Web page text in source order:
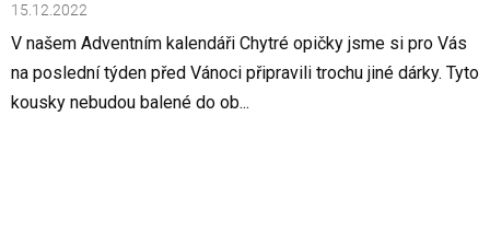
15.12.2022
V našem Adventním kalendáři Chytré opičky jsme si pro Vás
na poslední týden před Vánoci připravili trochu jiné dárky. Tyto
kousky nebudou balené do ob...